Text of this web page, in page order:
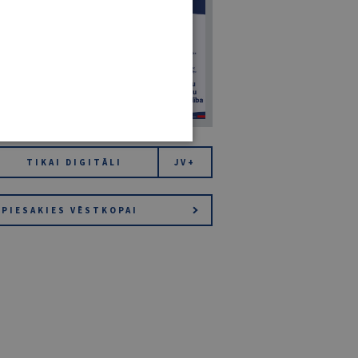
7
TIKAI DIGITĀLI JV+
PIESAKIES VĒSTKOPAI